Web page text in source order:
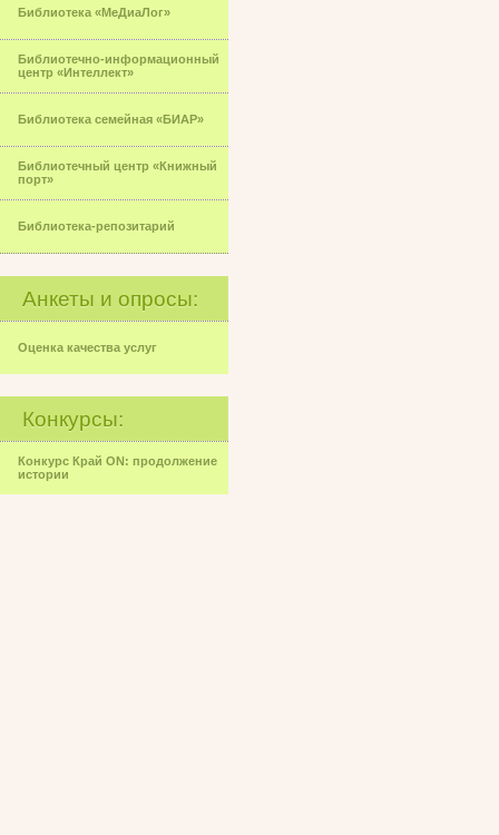
Библиотека «МеДиаЛог»
Библиотечно-информационный
центр «Интеллект»
Библиотека семейная «БИАР»
Библиотечный центр «Книжный
порт»
Библиотека-репозитарий
Анкеты и опросы:
Оценка качества услуг
Конкурсы:
Конкурс Край ON: продолжение
истории